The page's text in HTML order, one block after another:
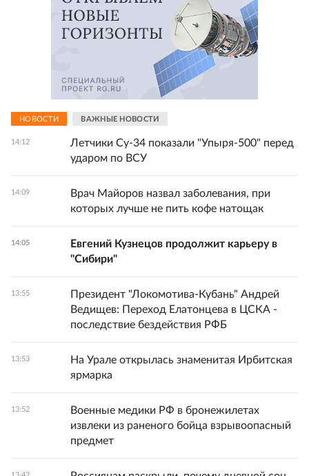
НОВОСТИ ВАЖНЫЕ НОВОСТИ
14:12
Летчики Су-34 показали "Упыря-500" перед
ударом по ВСУ
14:09
Врач Майоров назвал заболевания, при
которых лучше не пить кофе натощак
14:05
Евгений Кузнецов продолжит карьеру в
"Сибири"
13:55
Президент "Локомотива-Кубань" Андрей
Ведищев: Переход Елатонцева в ЦСКА -
последствие бездействия РФБ
13:53
На Урале открылась знаменитая Ирбитская
ярмарка
13:52
Военные медики РФ в бронежилетах
извлеки из раненого бойца взрывоопасный
предмет